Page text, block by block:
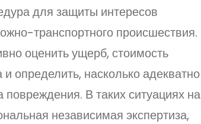
для защиты интересов
транспортного происшествия.
оценить ущерб, стоимость
определить, насколько адекватно
В таких ситуациях на
независимая экспертиза,